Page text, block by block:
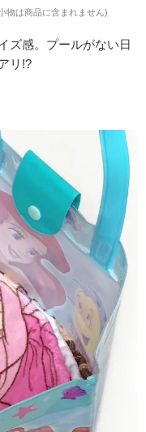
物は商品に含まれません)
ズ感。プールがない日
リ!?